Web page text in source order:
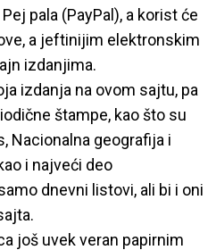
pala (PayPal), a korist će
a jeftinijim elektronskim
izdanjima.
izdanja na ovom sajtu, pa
štampe, kao što su
Nacionalna geografija i
i najveći deo
dnevni listovi, ali bi i oni
još uvek veran papirnim